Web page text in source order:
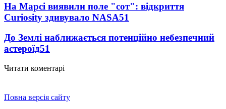
На Марсі виявили поле "сот": відкриття
Curiosity здивувало NASA51
До Землі наближається потенційно небезпечний
астероїд51
Читати коментарі
Повна версія сайту